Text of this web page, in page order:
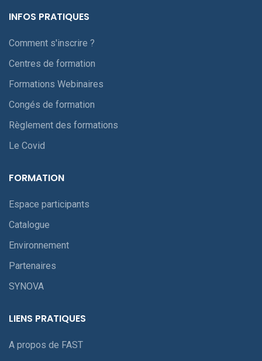
INFOS PRATIQUES
Comment s'inscrire ?
Centres de formation
Formations Webinaires
Congés de formation
Règlement des formations
Le Covid
FORMATION
Espace participants
Catalogue
Environnement
Partenaires
SYNOVA
LIENS PRATIQUES
A propos de FAST